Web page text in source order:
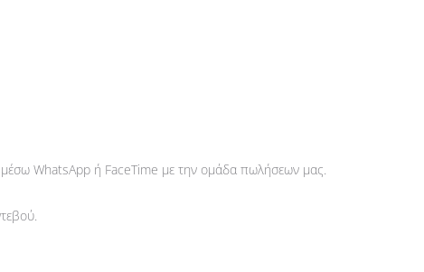
μέσω WhatsApp ή FaceTime με την ομάδα πωλήσεων μας.